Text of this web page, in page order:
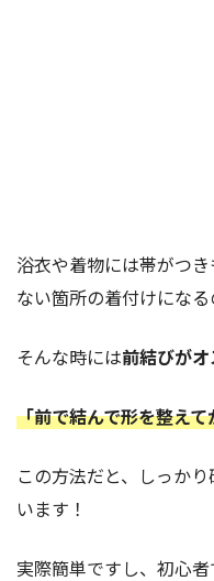
浴衣や着物には帯がつ
ない箇所の着付けにな
そんな時には前結びがオ
「前で結んで形を整え
この方法だと、しっか
います！
実際簡単ですし、初心